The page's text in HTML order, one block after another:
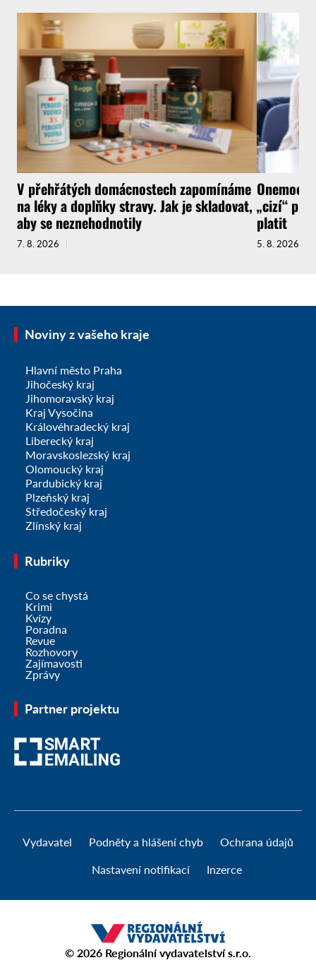
V přehřátých domácnostech zapomínáme
na léky a doplňky stravy. Jak je skladovat,
aby se neznehodnotily
7. 8. 2026
„cizí“
platit
5. 8. 2026
Noviny z vašeho kraje
Hlavní město Praha
Jihočeský kraj
Jihomoravský kraj
Kraj Vysočina
Královéhradecký kraj
Liberecký kraj
Moravskoslezský kraj
Olomoucký kraj
Pardubický kraj
Plzeňský kraj
Středočeský kraj
Zlínský kraj
Rubriky
Co se chystá
Krimi
Kvízy
Poradna
Revue
Rozhovory
Zajímavosti
Zprávy
Partner projektu
Vydavatel Podněty a hlášení chyb Ochrana údajů
Nastavení notifikací Inzerce
© 2026 Regionální vydavatelství s.r.o.